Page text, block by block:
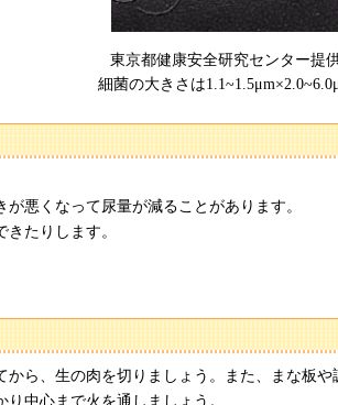
東京都健康安全研究センター提
細菌の大きさは
悪くなって尿量が減ることがあります。
たりします。
ら、生の肉を切りましょう。また、まな板
中心まで火を通しましょう。